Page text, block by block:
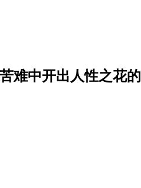
难中开出人性之花的